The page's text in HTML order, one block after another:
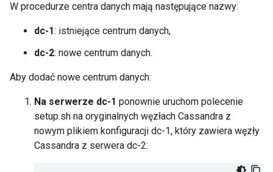
W procedurze centra danych mają następujące nazwy:
dc-1: istniejące centrum danych,
dc-2: nowe centrum danych.
Aby dodać nowe centrum danych:
Na serwerze dc-1 ponownie uruchom polecenie
setup.sh na oryginalnych węzłach Cassandra z
nowym plikiem konfiguracji dc-1, który zawiera węzły
Cassandra z serwera dc-2: